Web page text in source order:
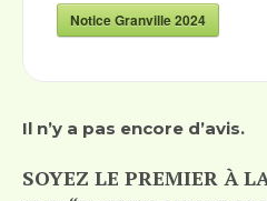
Notice Granville 2024
Il n’y a pas encore d’avis.
SOYEZ LE PREMIER À